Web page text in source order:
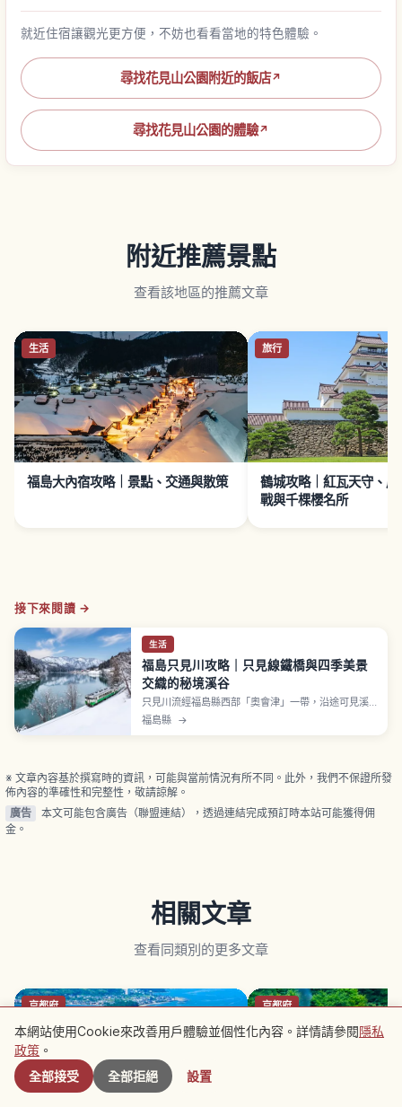
就近住宿讓觀光更方便，不妨也看看當地的特色體驗。
尋找花見山公園附近的飯店↗
尋找花見山公園的體驗↗
附近推薦景點
查看該地區的推薦文章
生活
福島大內宿攻略｜景點、交通與散策
旅行
鶴城攻略｜紅瓦天守、戊
戰與千棵櫻名所
接下來閱讀 →
生活
福島只見川攻略｜只見線鐵橋與四季美景
交織的秘境溪谷
只見川流經福島縣西部「奧會津」一帶，沿途可見溪
谷、水壩湖等風景。沿岸行駛的 JR 只見線以景觀聞
人，獨木舟與雪鞋健行等活動。
福島縣 →
※ 文章內容基於撰寫時的資訊，可能與當前情況有所不同。此外，我們不保證所發
佈內容的準確性和完整性，敬請諒解。
廣告
本文可能包含廣告（聯盟連結），透過連結完成預訂時本站可能獲得佣
金。
相關文章
查看同類別的更多文章
京都府 京都府
附近景點
本網站使用Cookie來改善用戶體驗並個性化內容。詳情請參閱隱私
政策 。
全部接受
全部拒絕 設置